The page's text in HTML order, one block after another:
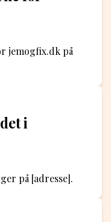
jemogfix.dk på
i
på [adresse].